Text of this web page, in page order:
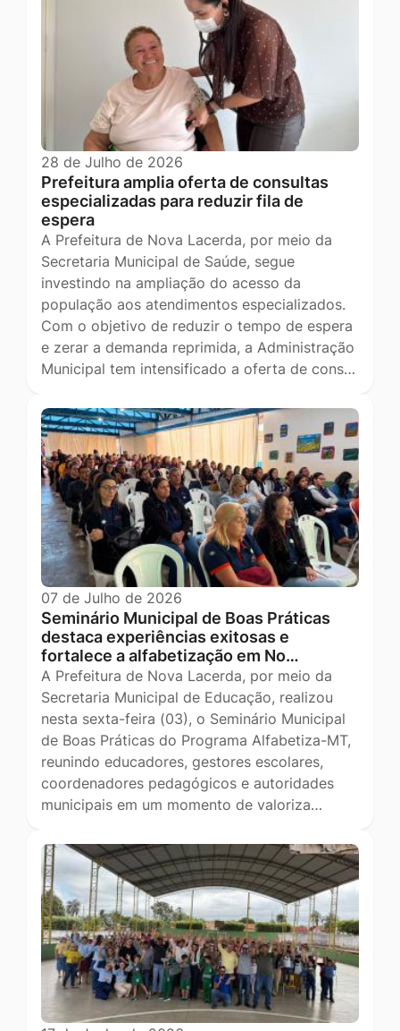
28 de Julho de 2026
Prefeitura amplia oferta de consultas
especializadas para reduzir fila de
espera
A Prefeitura de Nova Lacerda, por meio da
Secretaria Municipal de Saúde, segue
investindo na ampliação do acesso da
população aos atendimentos especializados.
Com o objetivo de reduzir o tempo de espera
e zerar a demanda reprimida, a Administração
Municipal tem intensificado a oferta de cons…
07 de Julho de 2026
Seminário Municipal de Boas Práticas
destaca experiências exitosas e
fortalece a alfabetização em No…
A Prefeitura de Nova Lacerda, por meio da
Secretaria Municipal de Educação, realizou
nesta sexta-feira (03), o Seminário Municipal
de Boas Práticas do Programa Alfabetiza-MT,
reunindo educadores, gestores escolares,
coordenadores pedagógicos e autoridades
municipais em um momento de valoriza…